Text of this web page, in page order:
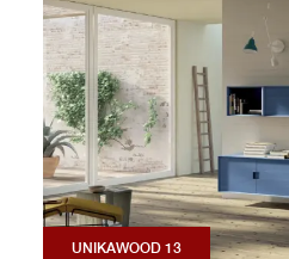
UNIKAWOOD 13